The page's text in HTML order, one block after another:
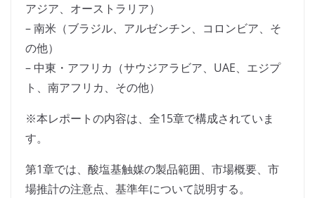
アジア、オーストラリア）
– 南米（ブラジル、アルゼンチン、コロンビア、そ
の他）
– 中東・アフリカ（サウジアラビア、UAE、エジプ
ト、南アフリカ、その他）
※本レポートの内容は、全15章で構成されていま
す。
第1章では、酸塩基触媒の製品範囲、市場概要、市
場推計の注意点、基準年について説明する。